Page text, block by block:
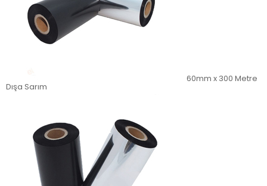
60mm x 300 Metre
Dışa Sarım